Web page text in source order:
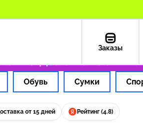
Заказы
РФ Доставка из США —
Обувь Сумки
от 15 дней Рейтинг (4.8)